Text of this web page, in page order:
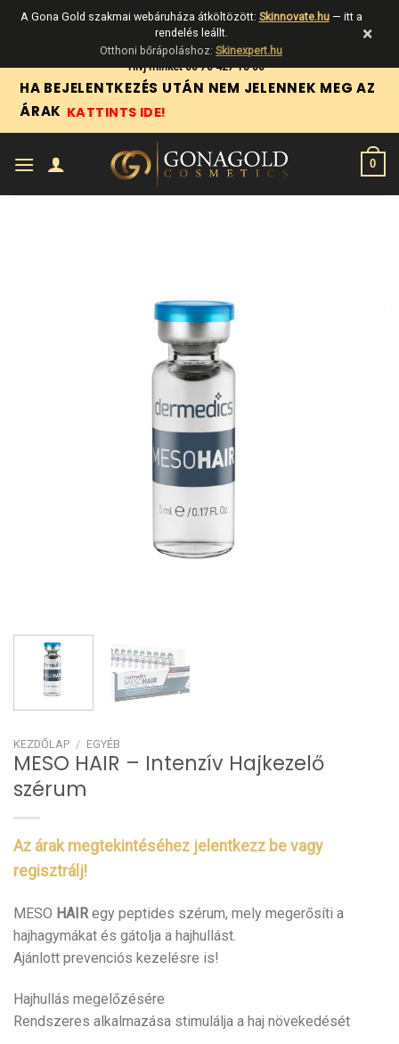
Skip
content
Hívj minket 06 70 427 18 06
HA BEJELENTKEZÉS UTÁN NEM JELENNEK MEG AZ
ÁRAK KATTINTS IDE!
0
KEZDŐLAP / EGYÉB
MESO HAIR – Intenzív Hajkezelő
szérum
Az árak megtekintéséhez jelentkezz be vagy
regisztrálj!
MESO HAIRegy peptides szérum, mely megerősíti a
hajhagymákat és gátolja a hajhullást.
Ajánlott prevenciós kezelésre is!
Hajhullás megelőzésére
Rendszeres alkalmazása stimulálja a haj növekedését
A Gona Gold szakmai webáruháza átköltözött: Skinnovate.hu— itt a
rendelés leállt.
Otthoni bőrápoláshoz: Skinexpert.hu
×